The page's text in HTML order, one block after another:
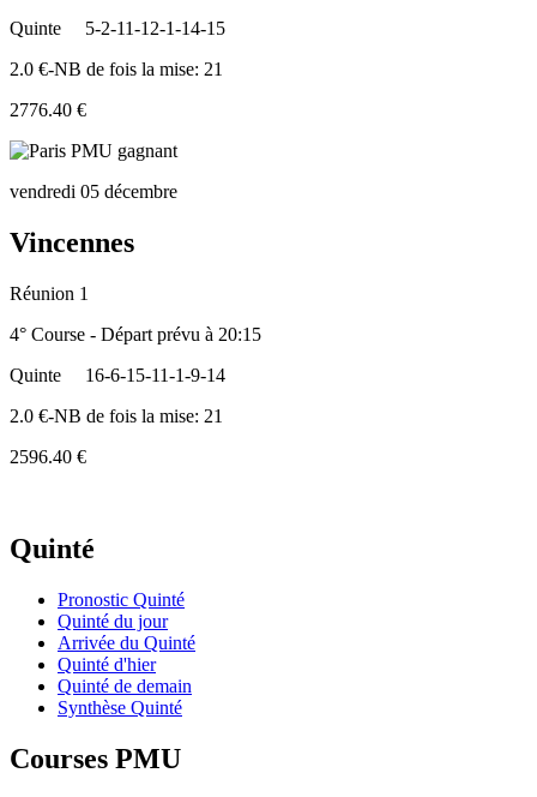
Quinte
5-2-11-12-1-14-15
2.0 €-NB de fois la mise: 21
2776.40 €
vendredi 05 décembre
Vincennes
Réunion 1
4° Course - Départ prévu à 20:15
Quinte
16-6-15-11-1-9-14
2.0 €-NB de fois la mise: 21
2596.40 €
Quinté
Pronostic Quinté
Quinté du jour
Arrivée du Quinté
Quinté d'hier
Quinté de demain
Synthèse Quinté
Courses PMU